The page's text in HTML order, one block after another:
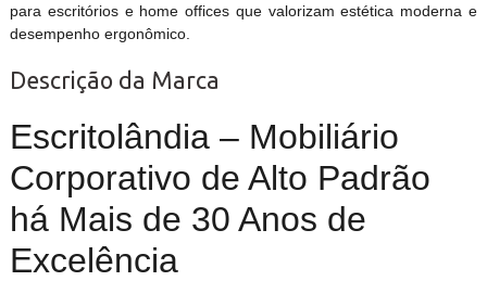
para escritórios e home offices que valorizam estética moderna e
desempenho ergonômico.
Descrição da Marca
Escritolândia – Mobiliário
Corporativo de Alto Padrão
há Mais de 30 Anos de
Excelência